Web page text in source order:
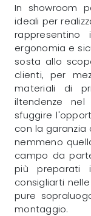
In showroom
ideali per
ergonomia e
sosta allo
clienti, per
materiali di
iltendenze
sfuggire
con la garanzia
nemmeno
campo da
più preparati
consigliarti
pure
montaggio.